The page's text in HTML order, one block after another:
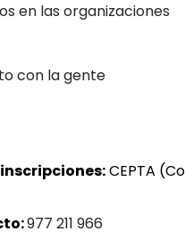
en las organizaciones
con la gente
CEPTA
977 211 966